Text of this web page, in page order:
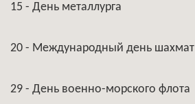
15 - День металлурга
20 - Международный день шахмат
29 - День военно-морского флота